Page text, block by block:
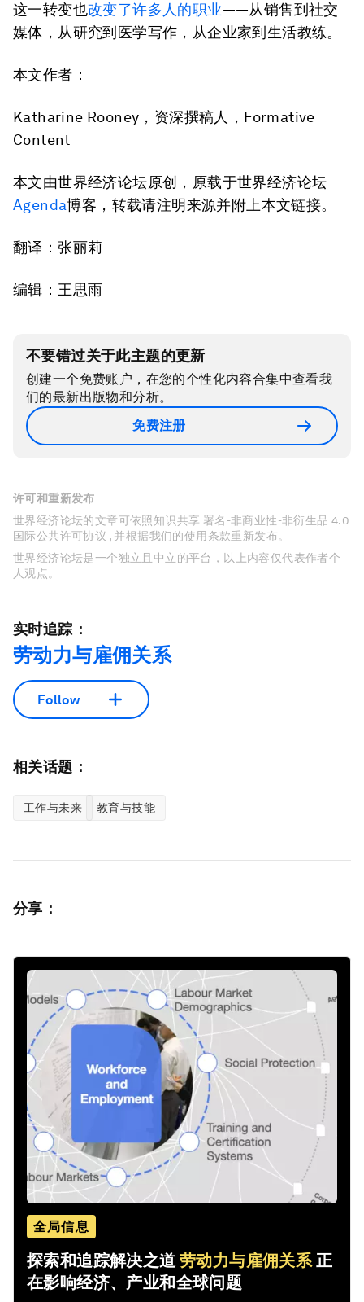
这一转变也改变了许多人的职业——从销售到社交
媒体，从研究到医学写作，从企业家到生活教练。
本文作者：
Katharine Rooney，资深撰稿人，Formative
Content
本文由世界经济论坛原创，原载于世界经济论坛
Agenda博客，转载请注明来源并附上本文链接。
翻译：张丽莉
编辑：王思雨
不要错过关于此主题的更新
创建一个免费账户，在您的个性化内容合集中查看我
们的最新出版物和分析。
免费注册
许可和重新发布
世界经济论坛的文章可依照知识共享 署名-非商业性-非衍生品 4.0
国际公共许可协议 , 并根据我们的使用条款重新发布。
世界经济论坛是一个独立且中立的平台，以上内容仅代表作者个
人观点。
实时追踪：
劳动力与雇佣关系
Follow
相关话题：
工作与未来 教育与技能
分享：
全局信息
探索和追踪解决之道劳动力与雇佣关系正
在影响经济、产业和全球问题